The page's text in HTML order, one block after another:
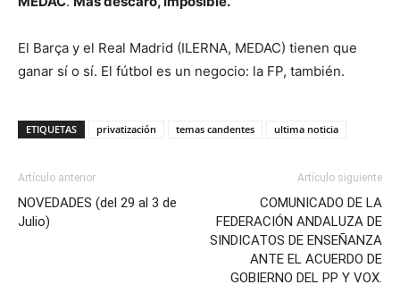
El Barça y el Real Madrid (ILERNA, MEDAC) tienen que
ganar sí o sí. El fútbol es un negocio: la FP, también.
ETIQUETAS privatización temas candentes ultima noticia
Artículo anterior
NOVEDADES (del 29 al 3 de
Julio)
Artículo siguiente
COMUNICADO DE LA
FEDERACIÓN ANDALUZA DE
SINDICATOS DE ENSEÑANZA
ANTE EL ACUERDO DE
GOBIERNO DEL PP Y VOX.